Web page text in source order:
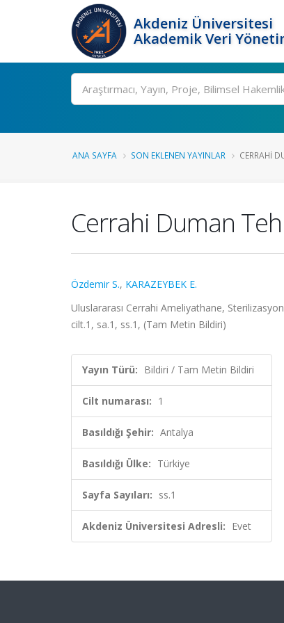
Akdeniz Üniversitesi
Akademik Veri
Ara
ANA SAYFA SON EKLENEN YAYINLAR CERRAHI
Cerrahi Duman
Özdemir S., KARAZEYBEK E.
Uluslararası Cerrahi Ameliyathane,
cilt.1, sa.1, ss.1, (Tam Metin Bildiri)
Yayın Türü: Bildiri / Tam Metin Bildiri
Cilt numarası: 1
Basıldığı Şehir: Antalya
Basıldığı Ülke: Türkiye
Sayfa Sayıları: ss.1
Akdeniz Üniversitesi Adresli: Evet